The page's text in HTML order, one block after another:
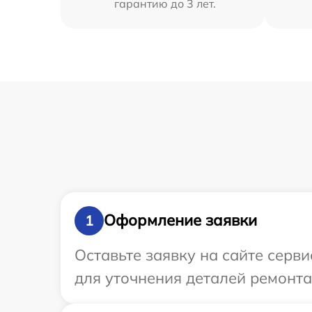
гарантию до 3 лет.
1
Оформление заявки
Оставьте заявку на сайте
для уточнения деталей